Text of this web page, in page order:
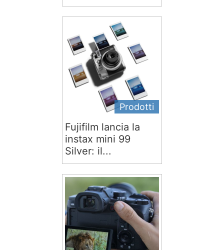
Prodotti
Fujifilm lancia la
instax mini 99
Silver: il...